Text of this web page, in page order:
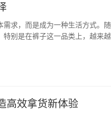
求，而是成为一种生活方式。
别是在裤子这一品类上，越来
高效拿货新体验